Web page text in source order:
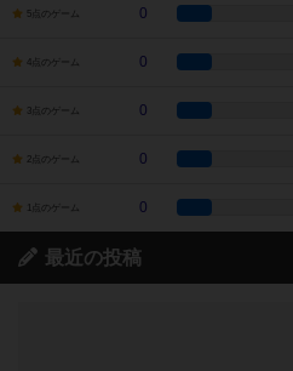
5点のゲーム 0
4点のゲーム 0
3点のゲーム 0
2点のゲーム 0
1点のゲーム 0
最近の投稿